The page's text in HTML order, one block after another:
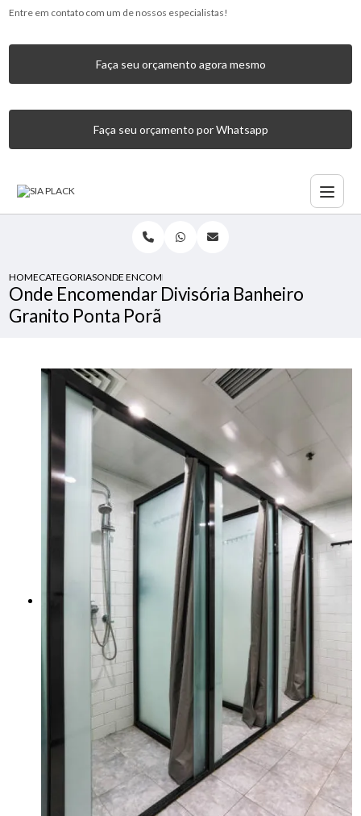
Entre em contato com um de nossos especialistas!
Faça seu orçamento agora mesmo
Faça seu orçamento por Whatsapp
HOMECATEGORIASONDE ENCOMENDAR DIVISÓRIA BANHEIRO GRANITO
Onde Encomendar Divisória Banheiro
Granito Ponta Porã